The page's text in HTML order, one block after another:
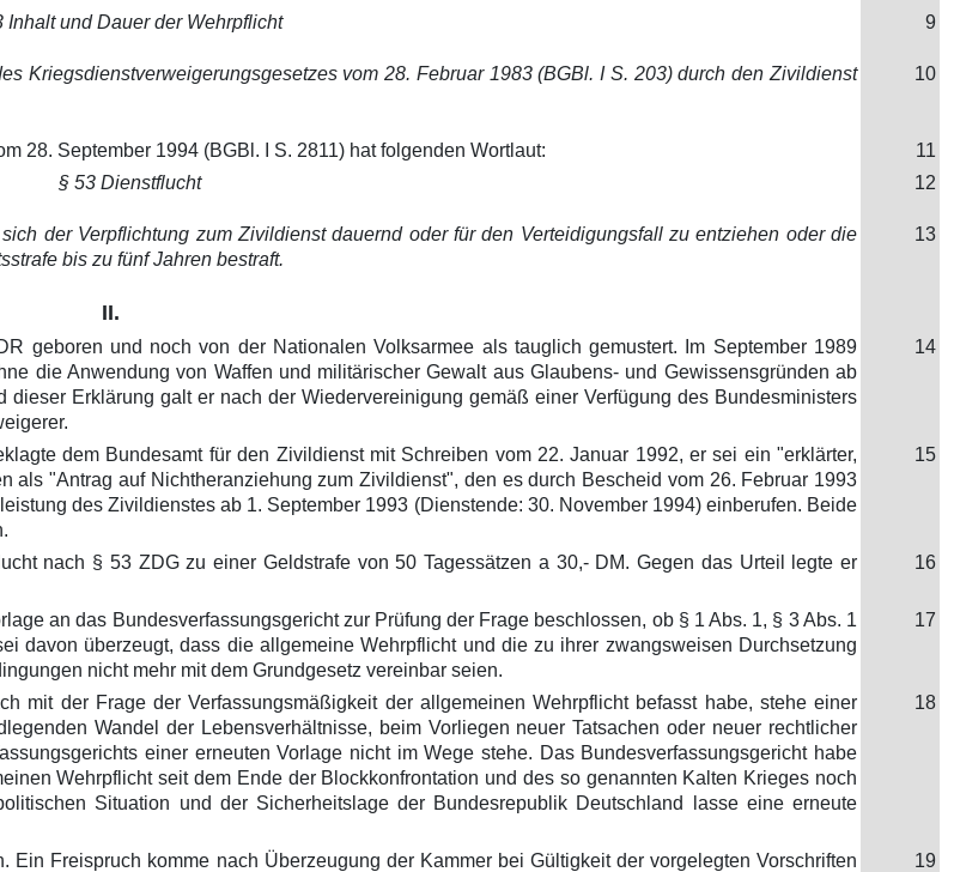
Inhalt und Dauer der Wehrpflicht 9
Kriegsdienstverweigerungsgesetzes vom 28. Februar 1983 (BGBl. I S. 203) durch den Zivildienst
10
28. September 1994 (BGBl. I S. 2811) hat folgenden Wortlaut:
11
§ 53 Dienstflucht
12
der Verpflichtung zum Zivildienst dauernd oder für den Verteidigungsfall zu entziehen oder die
bis zu fünf Jahren bestraft.
13
II.
geboren und noch von der Nationalen Volksarmee als tauglich gemustert. Im September 1989
die Anwendung von Waffen und militärischer Gewalt aus Glaubens- und Gewissensgründen ab
dieser Erklärung galt er nach der Wiedervereinigung gemäß einer Verfügung des Bundesministers
14
dem Bundesamt für den Zivildienst mit Schreiben vom 22. Januar 1992, er sei ein "erklärter,
als "Antrag auf Nichtheranziehung zum Zivildienst", den es durch Bescheid vom 26. Februar 1993
des Zivildienstes ab 1. September 1993 (Dienstende: 30. November 1994) einberufen. Beide
15
nach § 53 ZDG zu einer Geldstrafe von 50 Tagessätzen a 30,- DM. Gegen das Urteil legte er
16
an das Bundesverfassungsgericht zur Prüfung der Frage beschlossen, ob § 1 Abs. 1, § 3 Abs. 1
davon überzeugt, dass die allgemeine Wehrpflicht und die zu ihrer zwangsweisen Durchsetzung
nicht mehr mit dem Grundgesetz vereinbar seien.
17
mit der Frage der Verfassungsmäßigkeit der allgemeinen Wehrpflicht befasst habe, stehe einer
Wandel der Lebensverhältnisse, beim Vorliegen neuer Tatsachen oder neuer rechtlicher
einer erneuten Vorlage nicht im Wege stehe. Das Bundesverfassungsgericht habe
Wehrpflicht seit dem Ende der Blockkonfrontation und des so genannten Kalten Krieges noch
Situation und der Sicherheitslage der Bundesrepublik Deutschland lasse eine erneute
18
Freispruch komme nach Überzeugung der Kammer bei Gültigkeit der vorgelegten Vorschriften
19